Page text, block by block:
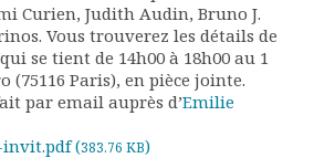
Curien, Judith Audin, Bruno J.
Vous trouverez les détails de
se tient de 14h00 à 18h00 au 1
(75116 Paris), en pièce jointe.
par email auprès d’Emilie
invit.pdf (383.76 KB)